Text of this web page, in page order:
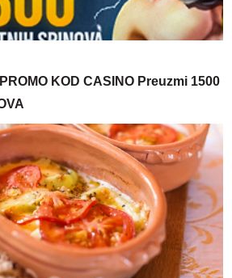
KOD CASINO Preuzmi 1500